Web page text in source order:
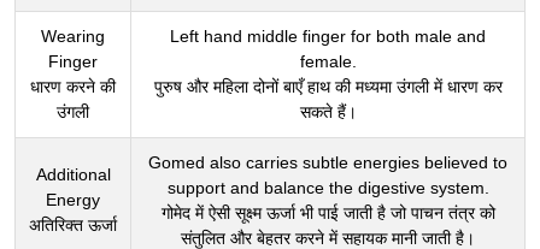
Wearing
Finger
धारण करने की
उंगली
Left hand middle finger for both male and
female.
पुरुष और महिला दोनों बाएँ हाथ की मध्यमा उंगली में धारण कर
सकते हैं।
Additional
Energy
अतिरिक्त ऊर्जा
Gomed also carries subtle energies believed to
support and balance the digestive system.
गोमेद में ऐसी सूक्ष्म ऊर्जा भी पाई जाती है जो पाचन तंत्र को
संतुलित और बेहतर करने में सहायक मानी जाती है।